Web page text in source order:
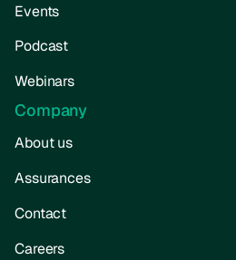
Events
Podcast
Webinars
Company
About us
Assurances
Contact
Careers